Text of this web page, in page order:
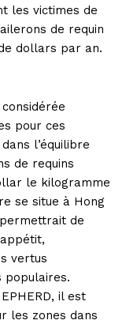
les victimes de
de requin
dollars par an.
pour ces
l’équilibre
de requins
le kilogramme
se situe à Hong
de
vertus
populaires.
il est
les zones dans